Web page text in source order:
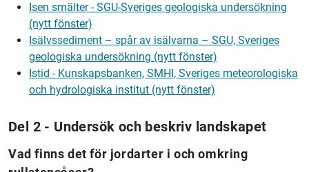
Isen smälter - SGU-Sveriges geologiska undersökning
(nytt fönster)
Isälvssediment – spår av isälvarna – SGU, Sveriges
geologiska undersökning (nytt fönster)
Istid - Kunskapsbanken, SMHI, Sveriges meteorologiska
och hydrologiska institut (nytt fönster)
Del 2 - Undersök och beskriv landskapet
Vad finns det för jordarter i och omkring